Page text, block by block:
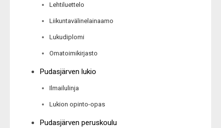
Lehtiluettelo
Liikuntavälinelainaamo
Lukudiplomi
Omatoimikirjasto
Pudasjärven lukio
Ilmailulinja
Lukion opinto-opas
Pudasjärven peruskoulu